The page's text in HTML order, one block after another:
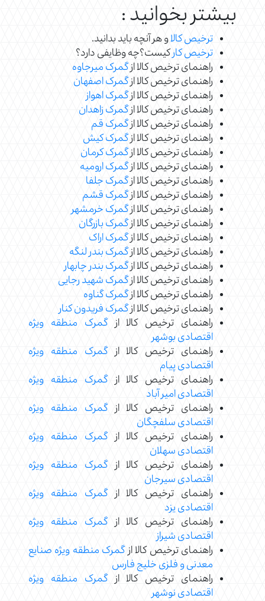
بیشتر بخوانید :
ترخیص کالاو هر آنچه باید بدانید.
ترخیص کارکیست؟چه وظایفی دارد؟
راهنمای ترخیص کالا ازگمرک میرجاوه
راهنمای ترخیص کالا ازگمرک اصفهان
راهنمای ترخیص کالا ازگمرک اهواز
راهنمای ترخیص کالا ازگمرک زاهدان
راهنمای ترخیص کالا ازگمرک قم
راهنمای ترخیص کالا ازگمرک کیش
راهنمای ترخیص کالا ازگمرک کرمان
راهنمای ترخیص کالا ازگمرک ارومیه
راهنمای ترخیص کالا ازگمرک جلفا
راهنمای ترخیص کالا ازگمرک قشم
راهنمای ترخیص کالا ازگمرک خرمشهر
راهنمای ترخیص کالا ازگمرک بازرگان
راهنمای ترخیص کالا ازگمرک اراک
راهنمای ترخیص کالا ازگمرک بندر لنگه
راهنمای ترخیص کالا ازگمرک بندر چابهار
راهنمای ترخیص کالا ازگمرک شهید رجایی
راهنمای ترخیص کالا ازگمرک گناوه
راهنمای ترخیص کالا ازگمرک فریدون کنار
راهنمای ترخیص کالا ازگمرک منطقه ویژه
اقتصادی بوشهر
راهنمای ترخیص کالا ازگمرک منطقه ویژه
اقتصادی پیام
راهنمای ترخیص کالا ازگمرک منطقه ویژه
اقتصادی امیر آباد
راهنمای ترخیص کالا ازگمرک منطقه ویژه
اقتصادی سلفچگان
راهنمای ترخیص کالا ازگمرک منطقه ویژه
اقتصادی سهلان
راهنمای ترخیص کالا ازگمرک منطقه ویژه
اقتصادی سیرجان
راهنمای ترخیص کالا ازگمرک منطقه ویژه
اقتصادی یزد
راهنمای ترخیص کالا ازگمرک منطقه ویژه
اقتصادی شیراز
راهنمای ترخیص کالا ازگمرک منطقه ویژه صنایع
معدنی و فلزی خلیج فارس
راهنمای ترخیص کالا ازگمرک منطقه ویژه
اقتصادی نوشهر